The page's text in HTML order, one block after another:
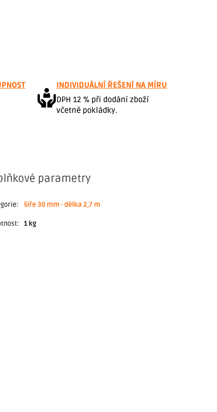
INDIVIDUÁLNÍ ŘEŠENÍ NA MÍRU
DPH 12 % při dodání zboží
včetně pokládky.
parametry
: šíře 30 mm - délka 2,7 m
: 1 kg